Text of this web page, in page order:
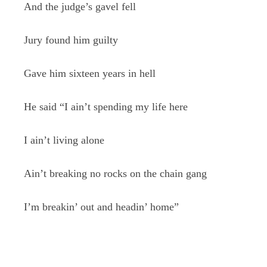
And the judge’s gavel fell
Jury found him guilty
Gave him sixteen years in hell
He said “I ain’t spending my life here
I ain’t living alone
Ain’t breaking no rocks on the chain gang
I’m breakin’ out and headin’ home”